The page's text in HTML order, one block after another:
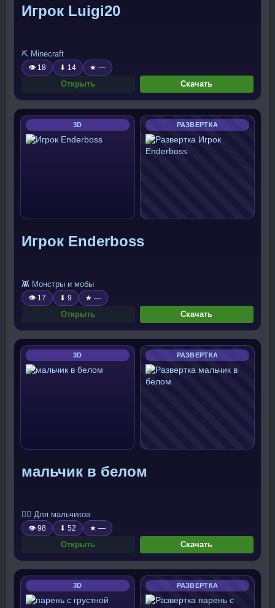
Игрок Luigi20
⛏️ Minecraft
👁 18 ⬇ 14 ★ —
Открыть Скачать
3D РАЗВЕРТКА
Игрок Enderboss
👾 Монстры и мобы
👁 17 ⬇ 9 ★ —
Открыть Скачать
3D РАЗВЕРТКА
мальчик в белом
🧍‍♂️ Для мальчиков
👁 98 ⬇ 52 ★ —
Открыть Скачать
3D РАЗВЕРТКА